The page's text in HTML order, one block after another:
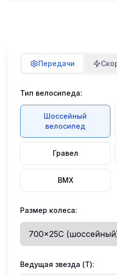
Передачи
Тип велосипеда:
Шоссейный
велосипед
Гравел
BMX
Размер колеса:
Ведущая звезда (T):